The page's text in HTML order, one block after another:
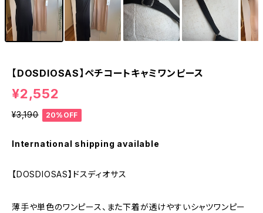
【DOSDIOSAS】ペチコートキャミワンピース
¥2,552
¥3,190 20%OFF
International shipping available
【DOSDIOSAS】ドスディオサス
薄手や単色のワンピース、また下着が透けやすいシャツワンピー